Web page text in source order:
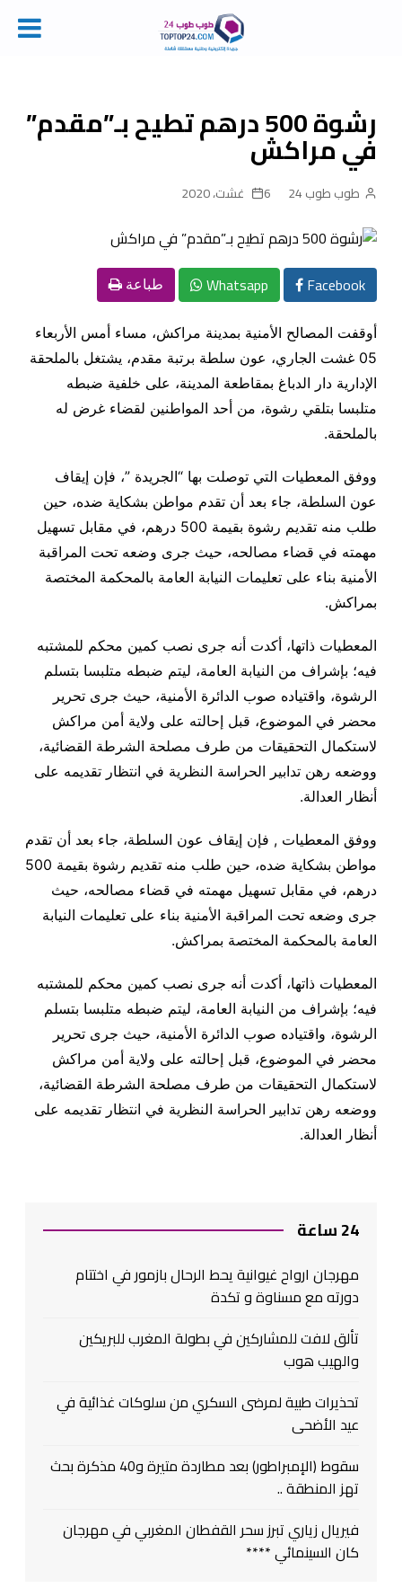
content
رشوة 500 درهم تطيح بـ”مقدم”
في مراكش
طوب طوب 24 6 غشت، 2020
Facebook
Whatsapp طباعة
أوقفت المصالح الأمنية بمدينة مراكش، مساء أمس الأربعاء
05 غشت الجاري، عون سلطة برتبة مقدم، يشتغل بالملحقة
الإدارية دار الدباغ بمقاطعة المدينة، على خلفية ضبطه
متلبسا بتلقي رشوة، من أحد المواطنين لقضاء غرض له
بالملحقة.
ووفق المعطيات التي توصلت بها “الجريدة ”، فإن إيقاف
عون السلطة، جاء بعد أن تقدم مواطن بشكاية ضده، حين
طلب منه تقديم رشوة بقيمة 500 درهم، في مقابل تسهيل
مهمته في قضاء مصالحه، حيث جرى وضعه تحت المراقبة
الأمنية بناء على تعليمات النيابة العامة بالمحكمة المختصة
بمراكش.
المعطيات ذاتها، أكدت أنه جرى نصب كمين محكم للمشتبه
فيه؛ بإشراف من النيابة العامة، ليتم ضبطه متلبسا بتسلم
الرشوة، واقتياده صوب الدائرة الأمنية، حيث جرى تحرير
محضر في الموضوع، قبل إحالته على ولاية أمن مراكش
لاستكمال التحقيقات من طرف مصلحة الشرطة القضائية،
ووضعه رهن تدابير الحراسة النظرية في انتظار تقديمه على
أنظار العدالة.
ووفق المعطيات , فإن إيقاف عون السلطة، جاء بعد أن تقدم
مواطن بشكاية ضده، حين طلب منه تقديم رشوة بقيمة 500
درهم، في مقابل تسهيل مهمته في قضاء مصالحه، حيث
جرى وضعه تحت المراقبة الأمنية بناء على تعليمات النيابة
العامة بالمحكمة المختصة بمراكش.
المعطيات ذاتها، أكدت أنه جرى نصب كمين محكم للمشتبه
فيه؛ بإشراف من النيابة العامة، ليتم ضبطه متلبسا بتسلم
الرشوة، واقتياده صوب الدائرة الأمنية، حيث جرى تحرير
محضر في الموضوع، قبل إحالته على ولاية أمن مراكش
لاستكمال التحقيقات من طرف مصلحة الشرطة القضائية،
ووضعه رهن تدابير الحراسة النظرية في انتظار تقديمه على
أنظار العدالة.
24 ساعة
مهرجان ارواح غيوانية يحط الرحال بازمور في اختتام
دورته مع مسناوة و تكدة
تألق لافت للمشاركين في بطولة المغرب للبريكين
والهيب هوب
تحذيرات طبية لمرضى السكري من سلوكات غذائية في
عيد الأضحى
سقوط (الإمبراطور) بعد مطاردة متيرة و40 مذكرة بحث
تهز المنطقة ..
فيريال زياري تبرز سحر القفطان المغربي في مهرجان
كان السينمائي ****